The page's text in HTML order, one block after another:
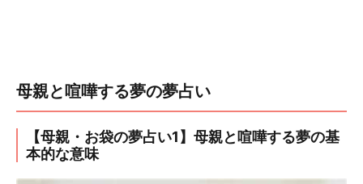
母親と喧嘩する夢の夢占い
【母親・お袋の夢占い1】母親と喧嘩する夢の基
本的な意味